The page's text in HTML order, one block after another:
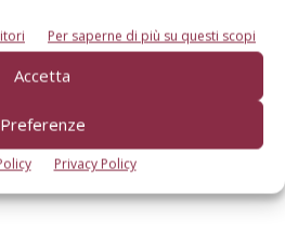
Per saperne di più su questi scopi
Accetta
Preferenze
Privacy Policy
l’accordo con Cricket